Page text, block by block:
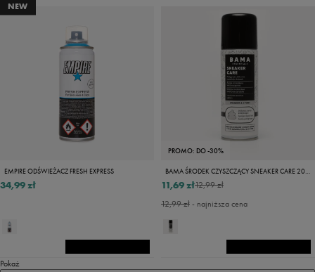
NEW
EMPIRE ODŚWIEŻACZ FRESH EXPRESS
34,99 zł
PROMO: DO -30%
BAMA ŚRODEK CZYSZCZĄCY SNEAKER CARE 200ML
12,99 zł
11,69 zł
12,99 zł- najniższa cena
Pokaż